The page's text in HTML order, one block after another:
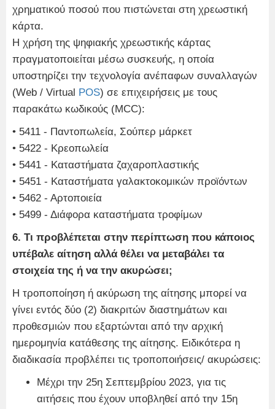
χρηματικού ποσού που πιστώνεται στη χρεωστική
κάρτα.
Η χρήση της ψηφιακής χρεωστικής κάρτας
πραγματοποιείται μέσω συσκευής, η οποία
υποστηρίζει την τεχνολογία ανέπαφων συναλλαγών
(Web / Virtual POS) σε επιχειρήσεις με τους
παρακάτω κωδικούς (MCC):
• 5411 - Παντοπωλεία, Σούπερ μάρκετ
• 5422 - Κρεοπωλεία
• 5441 - Καταστήματα ζαχαροπλαστικής
• 5451 - Καταστήματα γαλακτοκομικών προϊόντων
• 5462 - Αρτοποιεία
• 5499 - Διάφορα καταστήματα τροφίμων
6. Τι προβλέπεται στην περίπτωση που κάποιος
υπέβαλε αίτηση αλλά θέλει να μεταβάλει τα
στοιχεία της ή να την ακυρώσει;
Η τροποποίηση ή ακύρωση της αίτησης μπορεί να
γίνει εντός δύο (2) διακριτών διαστημάτων και
προθεσμιών που εξαρτώνται από την αρχική
ημερομηνία κατάθεσης της αίτησης. Ειδικότερα η
διαδικασία προβλέπει τις τροποποιήσεις/ ακυρώσεις:
Μέχρι την 25η Σεπτεμβρίου 2023, για τις
αιτήσεις που έχουν υποβληθεί από την 15η